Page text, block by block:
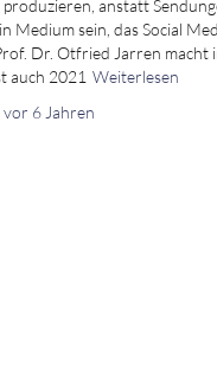
anstatt
Medium sein, das Social
Dr. Otfried Jarren macht
auch 2021 Weiterlesen
vor 6 Jahren